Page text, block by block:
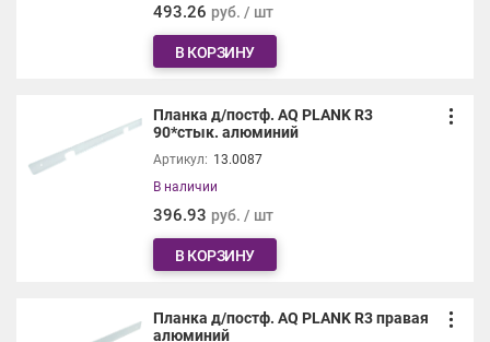
493.26 руб. / шт
В КОРЗИНУ
Планка д/постф. AQ PLANK R3
90*стык. алюминий
Артикул: 13.0087
В наличии
396.93 руб. / шт
В КОРЗИНУ
Планка д/постф. AQ PLANK R3 правая
алюминий